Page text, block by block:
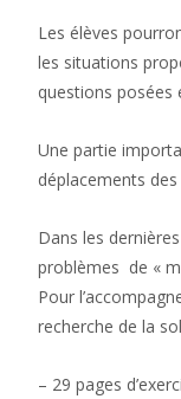
Les élèves
les situations
questions posées
Une partie
déplacements des
Dans les
problèmes de «
Pour
recherche de la
– 29 pages